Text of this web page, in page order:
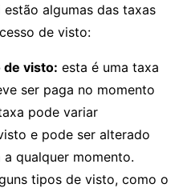
algumas das taxas
de visto:
de visto: esta é uma taxa
ser paga no momento
pode variar
e pode ser alterado
qualquer momento.
tipos de visto, como o